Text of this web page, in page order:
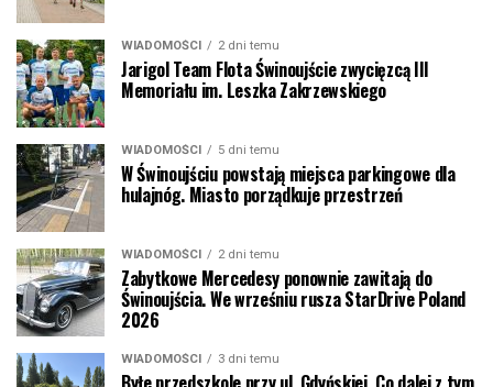
WIADOMOŚCI 2 dni temu
Jarigol Team Flota Świnoujście zwycięzcą III
Memoriału im. Leszka Zakrzewskiego
WIADOMOŚCI 5 dni temu
W Świnoujściu powstają miejsca parkingowe dla
hulajnóg. Miasto porządkuje przestrzeń
WIADOMOŚCI 2 dni temu
Zabytkowe Mercedesy ponownie zawitają do
Świnoujścia. We wrześniu rusza StarDrive Poland
2026
WIADOMOŚCI 3 dni temu